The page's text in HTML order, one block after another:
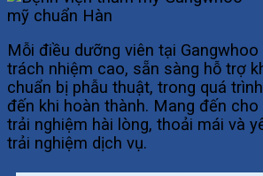
Mỗi điều dưỡng viên tại
trách nhiệm cao, sẵn sàng hỗ trợ
chuẩn bị phẫu thuật, trong quá
đến khi hoàn thành. Mang đến
trải nghiệm hài lòng, thoải mái và
trải nghiệm dịch vụ.